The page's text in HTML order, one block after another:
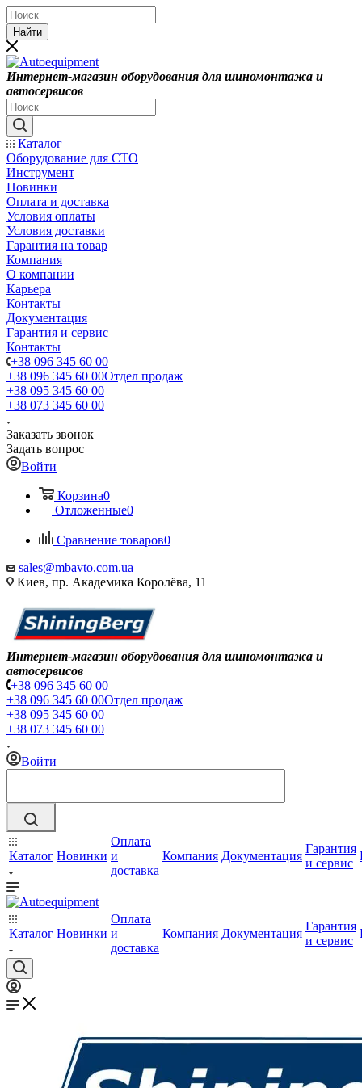
Найти
Интернет-магазин оборудования для шиномонтажа и
автосервисов
Каталог
Оборудование для СТО
Инструмент
Новинки
Оплата и доставка
Условия оплаты
Условия доставки
Гарантия на товар
Компания
О компании
Карьера
Контакты
Документация
Гарантия и сервис
Контакты
+38 096 345 60 00
+38 096 345 60 00Отдел продаж
+38 095 345 60 00
+38 073 345 60 00
Заказать звонок
Задать вопрос
Войти
Корзина0
Отложенные0
Сравнение товаров0
sales@mbavto.com.ua
Киев, пр. Академика Королёва, 11
Интернет-магазин оборудования для шиномонтажа и
автосервисов
+38 096 345 60 00
+38 096 345 60 00Отдел продаж
+38 095 345 60 00
+38 073 345 60 00
Войти
Каталог Новинки
Оплата
и
доставка
Компания Документация
Гарантия
и сервис
Каталог Новинки
Оплата
и
доставка
Компания Документация
Гарантия
и сервис